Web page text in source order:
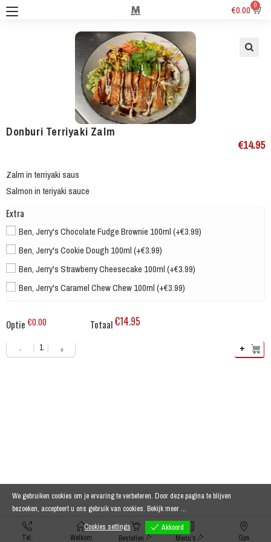
€0.00 0
Donburi Terriyaki Zalm
€14.95
Zalm in terriyaki saus
Salmon in teriyaki sauce
Extra
Ben, Jerry's Chocolate Fudge Brownie 100ml (+€3.99)
Ben, Jerry's Cookie Dough 100ml (+€3.99)
Ben, Jerry's Strawberry Cheesecake 100ml (+€3.99)
Ben, Jerry's Caramel Chew Chew 100ml (+€3.99)
Optie €0.00 Totaal€14.95
- + +
Tel: Welkom Bestellen Menu’s Gps
We gebruiken cookies om je ervaring te verbeteren. Door deze pagina te blijven
bezoeken, accepteert u ons gebruik van cookies. Bekijk meer ...
Cookies settings
Akkoord